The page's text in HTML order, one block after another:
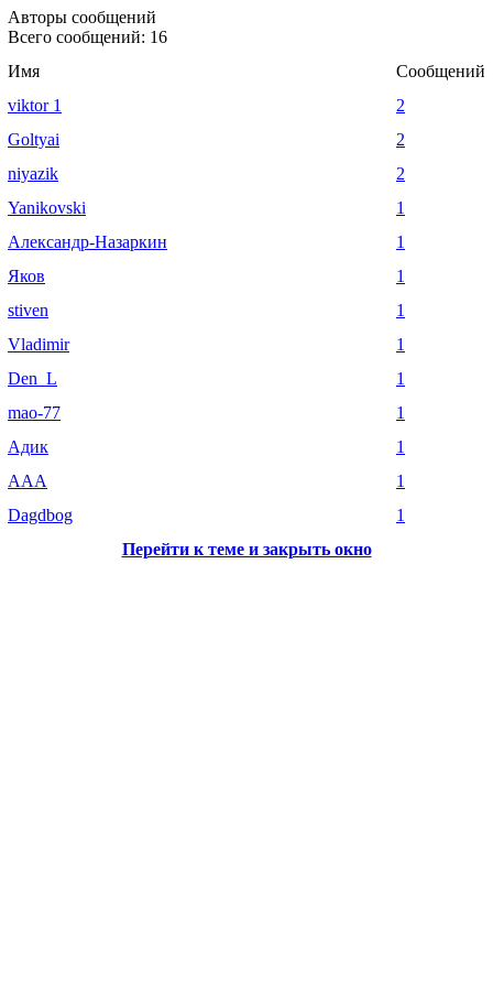
Авторы сообщений
Всего сообщений: 16
Имя
Сообщений
viktor 1
2
Goltyai
2
niyazik
2
Yanikovski
1
Александр-Назаркин
1
Яков
1
stiven
1
Vladimir
1
Den_L
1
mao-77
1
Адик
1
ААА
1
Dagdbog
1
Перейти к теме и закрыть окно